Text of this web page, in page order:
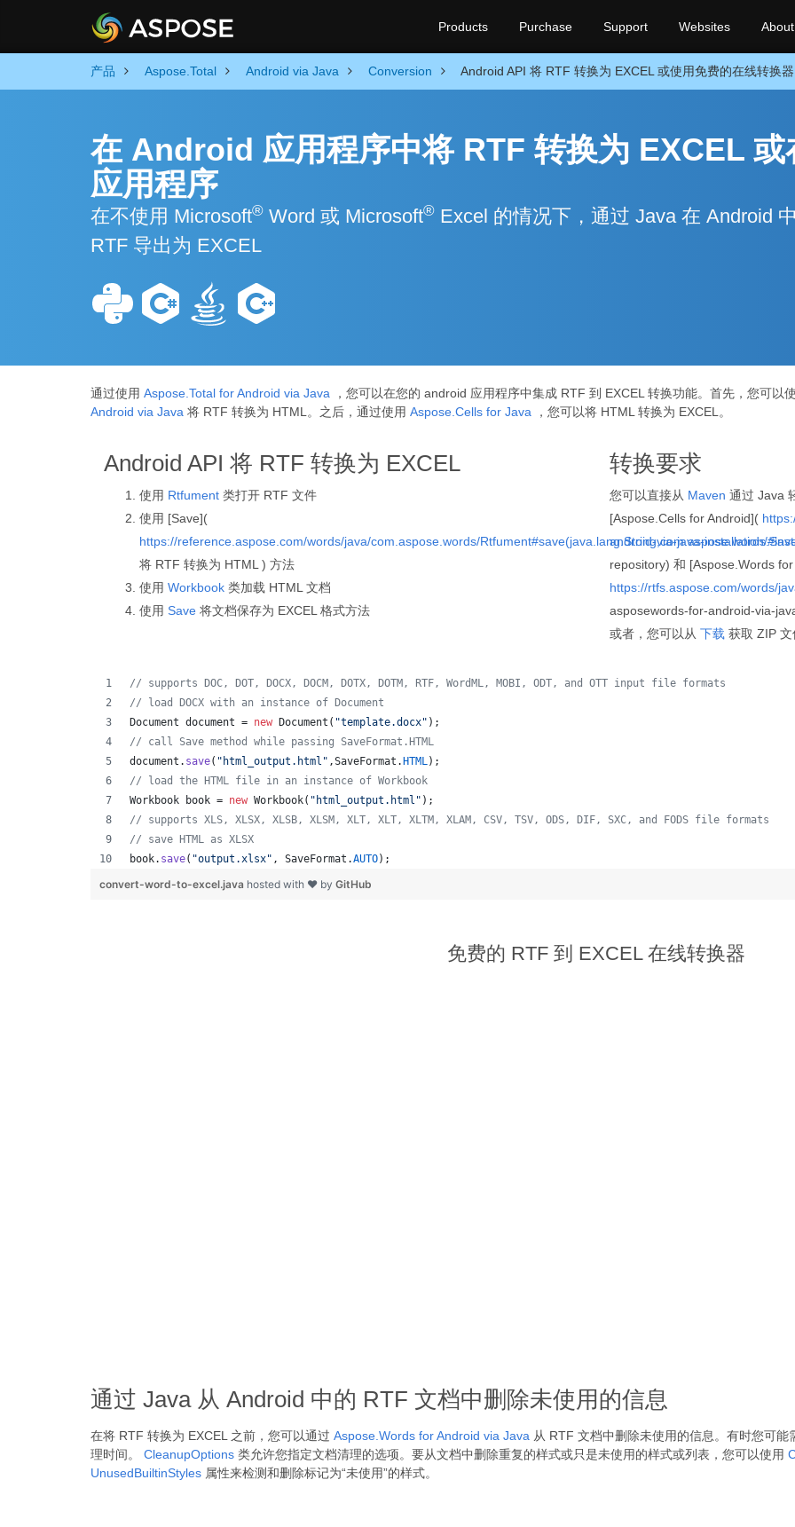
Products Purchase Support Websites About
产品 Aspose.Total Android via Java Conversion Android API 将 RTF 转换为 EXCEL 或使用免费的在线转换器
在 Android 应用程序中将 RTF 转换为 EXCEL 或
应用程序
在不使用 Microsoft® Word 或 Microsoft® Excel 的情况下，通过 Java 在 Android
RTF 导出为 EXCEL
通过使用 Aspose.Total for Android via Java ，您可以在您的 android 应用程序中集成 RTF 到 EXCEL 转换功能。首先，您可以
Android via Java 将 RTF 转换为 HTML。之后，通过使用 Aspose.Cells for Java ，您可以将 HTML 转换为 EXCEL。
Android API 将 RTF 转换为 EXCEL
使用 Rtfument 类打开 RTF 文件
使用 [Save](
https://reference.aspose.com/words/java/com.aspose.words/
将 RTF 转换为 HTML ) 方法
使用 Workbook 类加载 HTML 文档
使用 Save 将文档保存为 EXCEL 格式方法
转换要求
您可以直接从 Maven 通过 Java
[Aspose.Cells for Android](
android-via-java-installation/
repository) 和 [Aspose.Words
https://rtfs.aspose.com/words/
asposewords-for-android-via-
或者，您可以从 下载 获取 ZIP 文
// supports DOC, DOT, DOCX, DOCM, DOTX, DOTM, RTF, WordML, MOBI, ODT, and OTT input file formats
// load DOCX with an instance of Document
Document document = new Document ( "template.docx" );
// call Save method while passing SaveFormat.HTML
document . save( "html_output.html" ,SaveFormat . HTML);
// load the HTML file in an instance of Workbook
Workbook
book = new Workbook( "html_output.html" );
// supports XLS, XLSX, XLSB, XLSM, XLT, XLT, XLTM, XLAM, CSV, TSV, ODS, DIF, SXC, and FODS file formats
// save HTML as XLSX
book. save( "output.xlsx" , SaveFormat .AUTO);
convert-word-to-excel.java hosted with ❤ by GitHub
免费的 RTF 到 EXCEL 在线转换器
通过 Java 从 Android 中的 RTF 文档中删除未使用的信息
在将 RTF 转换为 EXCEL 之前，您可以通过 Aspose.Words for Android via Java 从 RTF 文档中删除未使用的信息。有时您可
理时间。 CleanupOptions 类允许您指定文档清理的选项。要从文档中删除重复的样式或只是未使用的样式或列表，您可以使用
UnusedBuiltinStyles 属性来检测和删除标记为“未使用”的样式。